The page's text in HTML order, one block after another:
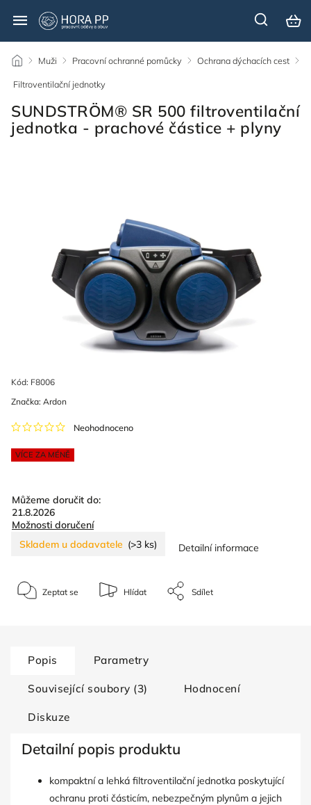
/ Muži / Pracovní ochranné pomůcky / Ochrana dýchacích cest /
Filtroventilační jednotky
SUNDSTRÖM® SR 500 filtroventilační
jednotka - prachové částice + plyny
Kód: F8006
VÍCE ZA MÉNĚ
Neohodnoceno
Značka: Ardon
Můžeme doručit do:
21.8.2026
Možnosti doručení
Skladem u dodavatele (>3 ks) Detailní informace
Zeptat se Hlídat Sdílet
Popis Parametry
Související soubory (3) Hodnocení
Diskuze
Detailní popis produktu
kompaktní a lehká filtroventilační jednotka poskytující
ochranu proti částicím, nebezpečným plynům a jejich